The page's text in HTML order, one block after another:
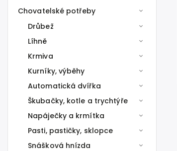
Chovatelské potřeby
Drůbež
Líhně
Krmiva
Kurníky, výběhy
Automatická dvířka
Škubačky, kotle a trychtýře
Napáječky a krmítka
Pasti, pastičky, sklopce
Snášková hnízda